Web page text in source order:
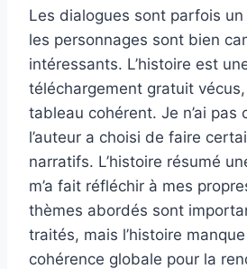
Les dialogues sont parfois
les personnages sont bien
intéressants. L’histoire est
téléchargement gratuit
tableau cohérent. Je n’ai pas
l’auteur a choisi de faire
narratifs. L’histoire résumé
m’a fait réfléchir à mes
thèmes abordés sont
traités, mais l’histoire
cohérence globale pour la